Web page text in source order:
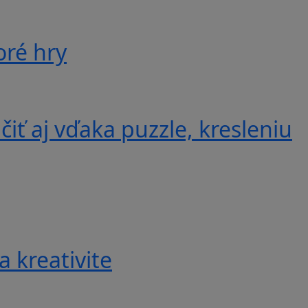
hry
aj vďaka puzzle, kresleniu
kreativite